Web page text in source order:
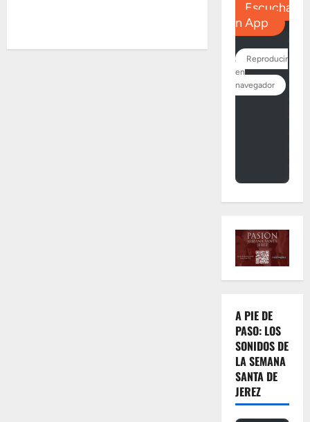
A PIE DE
PASO: LOS
SONIDOS DE
LA SEMANA
SANTA DE
JEREZ